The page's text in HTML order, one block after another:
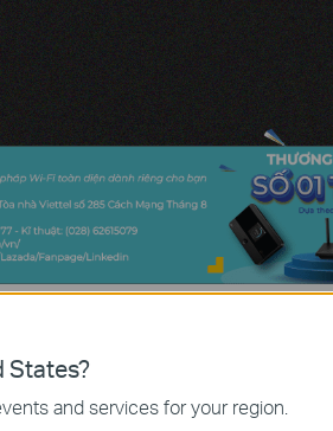
fi 7:
nâng cao hiệu suất và khả năng kết nối
States?
and services for your region.